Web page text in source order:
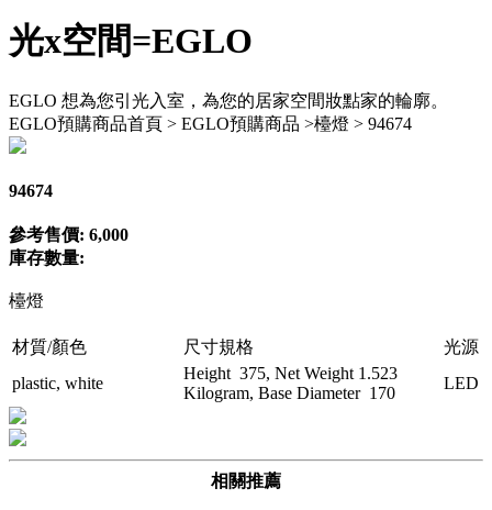
光x空間=EGLO
EGLO 想為您引光入室，為您的居家空間妝點家的輪廓。
EGLO預購商品首頁 > EGLO預購商品 >檯燈 > 94674
94674
參考售價: 6,000
庫存數量:
檯燈
材質/顏色 尺寸規格
光源
plastic, white
Height 375, Net Weight 1.523
Kilogram, Base Diameter 170
LED
相關推薦